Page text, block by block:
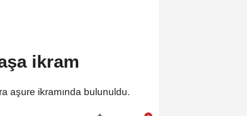
ikram
aşure ikramında bulunuldu.